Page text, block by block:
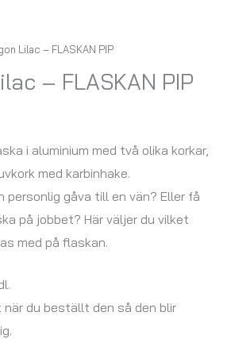
Lilac – FLASKAN PIP
– FLASKAN PIP
i aluminium med två olika korkar,
med karbinhake.
personlig gåva till en vän? Eller få
på jobbet? Här väljer du vilket
med på flaskan.
du beställt den så den blir